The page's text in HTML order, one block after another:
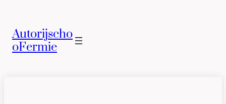
Autorijscho
oFermie